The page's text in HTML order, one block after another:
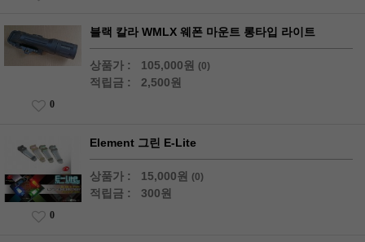
블랙 칼라 WMLX 웨폰 마운트 롱타입 라이트
상품가 : 105,000원 (0)
적립금 : 2,500원
0
Element 그린 E-Lite
상품가 : 15,000원 (0)
적립금 : 300원
0